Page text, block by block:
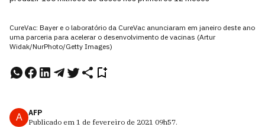
CureVac: Bayer e o laboratório da CureVac anunciaram em janeiro deste ano
uma parceria para acelerar o desenvolvimento de vacinas (Artur
Widak/NurPhoto/Getty Images)
A
AFP
Publicado em 1 de fevereiro de 2021 09h57.